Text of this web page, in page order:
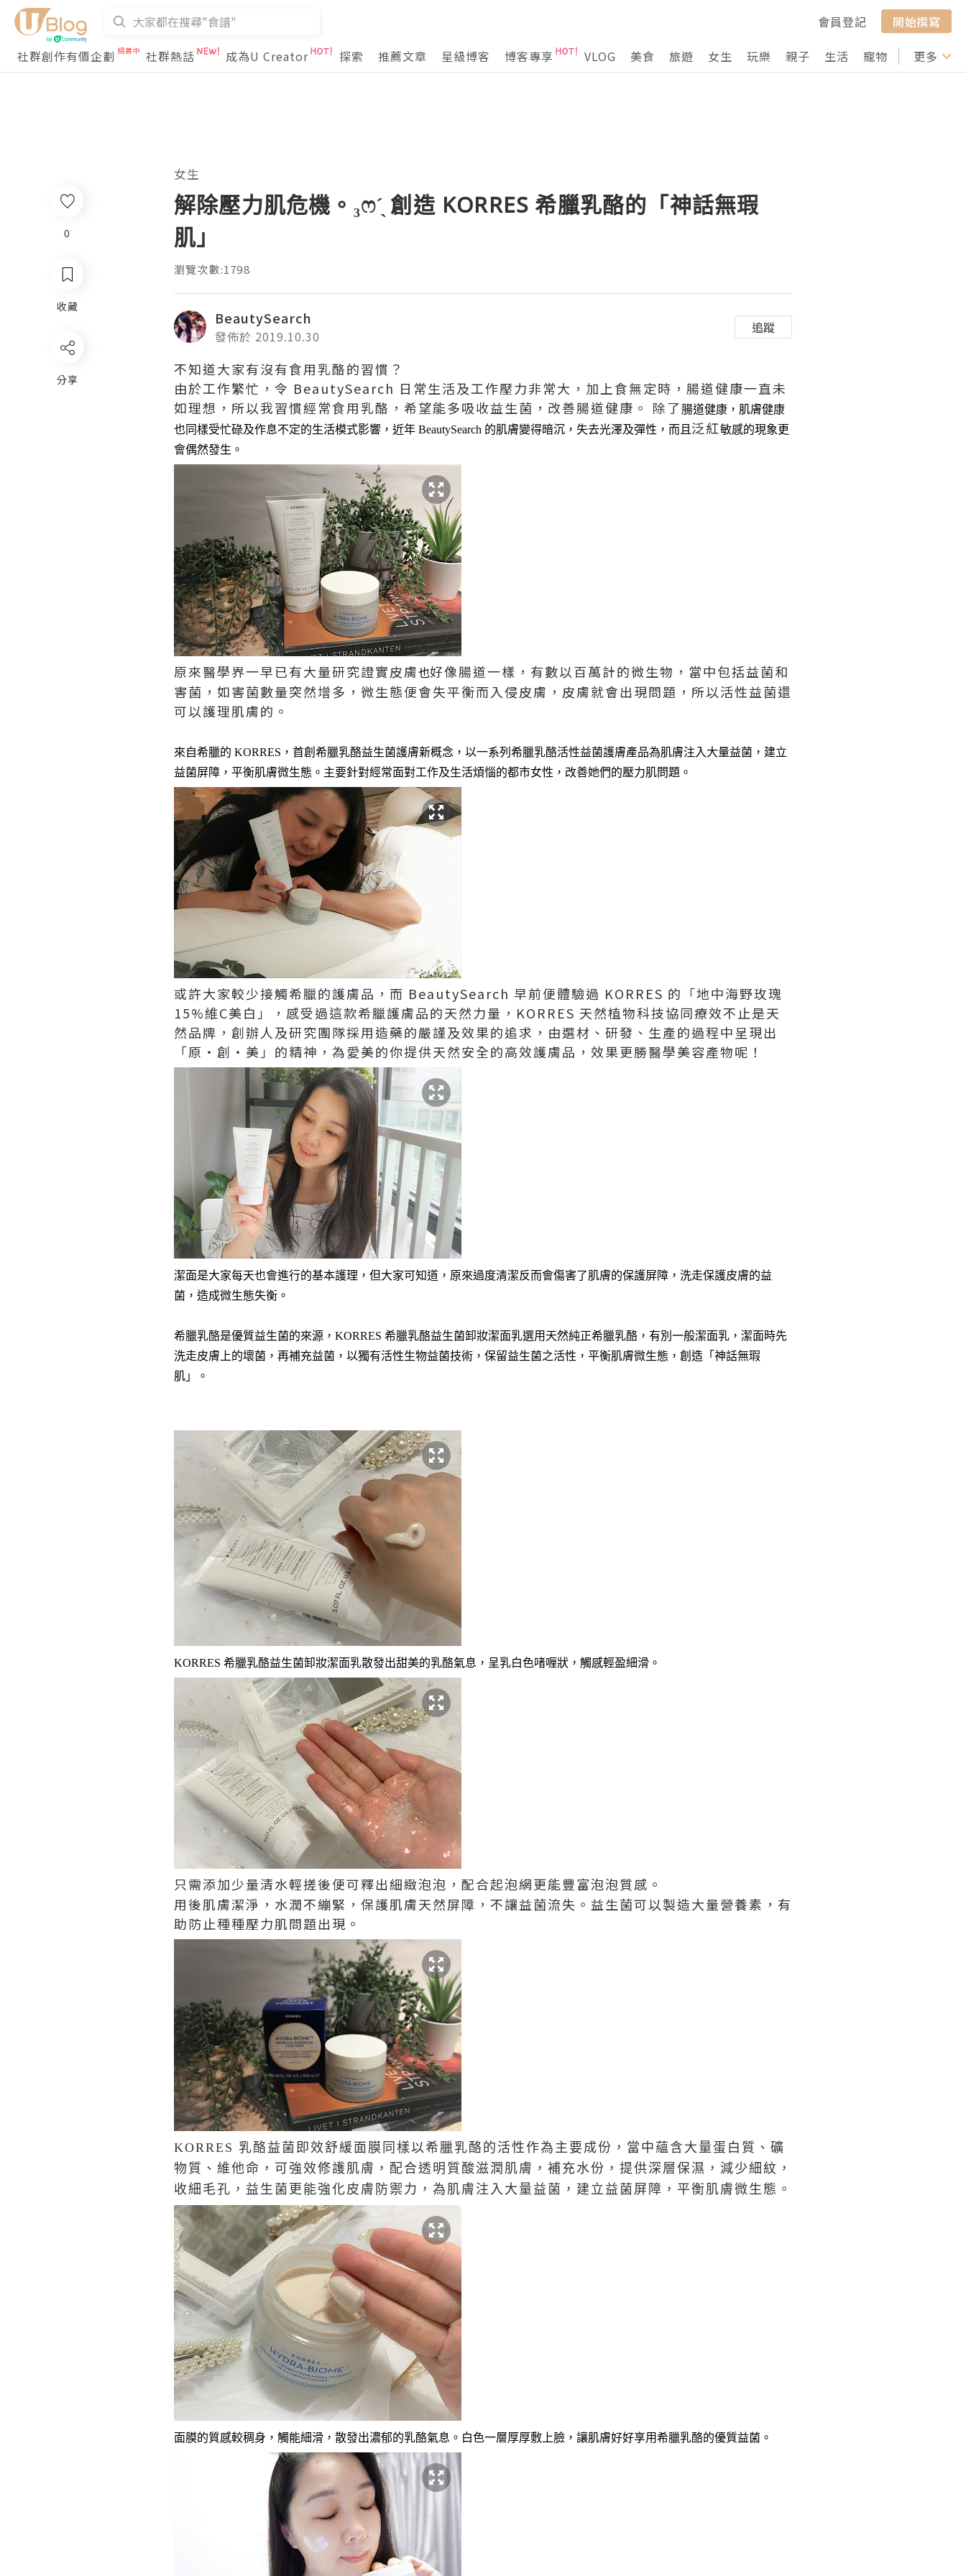
會員登記
開始撰寫
社群創作有價企劃
社群熱話 成為U Creator 探索 推薦文章 星級博客 博客專享 VLOG 美食 旅遊 女生 玩樂 親子 生活 寵物 行山 打卡
更多
0
收藏
分享
女生
解除壓力肌危機。₃ෆˊ̖ 創造 KORRES 希臘乳酪的「神話無瑕
肌」
瀏覽次數:1798
BeautySearch
發佈於 2019.10.30
追蹤
不知道大家有沒有食用乳酪的習慣？
由於工作繁忙，令 BeautySearch 日常生活及工作壓力非常大，加上食無定時，腸道健康一直未
如理想，所以我習慣經常食用乳酪，希望能多吸收益生菌，改善腸道健康。 除了 腸道健康 ，肌膚健康
也同樣受忙碌及作息不定的生活模式影響 ，近年 BeautySearch 的肌膚變得暗沉 ，失去光澤及彈性 ，而且 泛紅敏感的現象更
會偶然發生 。
原來醫學界一早已有大量研究證實皮膚也好像腸道一樣，有數以百萬計的微生物，當中包括益菌和
害菌，如害菌數量突然增多，微生態便會失平衡而入侵皮膚，皮膚就會出現問題，所以活性益菌還
可以護理肌膚的。
來自希臘的 KORRES ， 首創希臘乳酪益生菌護膚新概念，以一系列希臘乳酪活性益菌護膚產品為肌膚注入大量益菌，建立
益菌屏障，平衡肌膚微生態。主要針對經常面對工作及生活煩惱的都市女性，改善她們的壓力肌問題。
或許大家較少接觸希臘的護膚品，而 BeautySearch 早前便體驗過 KORRES 的「地中海野玫瑰
15%維C美白」，感受過這款希臘護膚品的天然力量，KORRES 天然植物科技協同療效不止是天
然品牌，創辦人及研究團隊採用造藥的嚴謹及效果的追求，由選材、研發、生產的過程中呈現出
「原・創・美」的精神，為愛美的你提供天然安全的高效護膚品，效果更勝醫學美容產物呢！
潔面是大家每天也會進行的基本護理，但大家可知道，原來過度清潔反而會傷害了肌膚的保護屏障，洗走保護皮膚的益
菌，造成微生態失衡。
希臘乳酪是優質益生菌的來源，KORRES 希臘乳酪益生菌卸妝潔面乳選用天然純正希臘乳酪，有別一般潔面乳，潔面時先
洗走皮膚上的壞菌，再補充益菌，以獨有活性生物益菌技術，保留益生菌之活性，平衡肌膚微生態，創造「神話無瑕
肌」。
KORRES 希臘乳酪益生菌卸妝潔面乳散發出甜美的乳酪氣息 ，呈乳白色啫喱狀 ，觸感輕盈細滑 。
只需添加少量清水輕搓後便可釋出細緻泡泡，配合起泡網更能豐富泡泡質感。
用後肌膚潔淨，水潤不繃緊，保護肌膚天然屏障，不讓益菌流失。益生菌可以製造大量營養素，有
助防止種種壓力肌問題出現。
KORRES 乳酪益菌即效舒緩面膜同樣以希臘乳酪的活性作為主要成份，當中蘊含大量蛋白質、礦
物質、維他命，可強效修護肌膚，配合透明質酸滋潤肌膚，補充水份，提供深層保濕，減少細紋，
收細毛孔，益生菌更能強化皮膚防禦力，為肌膚注入大量益菌，建立益菌屏障，平衡肌膚微生態。
面膜的質感較稠身 ，觸能細滑 ，散發出濃郁的乳酪氣息 。 白色一層厚厚敷上臉 ，讓肌膚好好享用希臘乳酪的優質益菌 。